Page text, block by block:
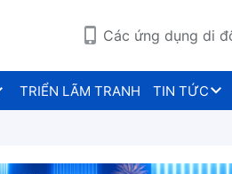
Các ứng dụng di
TRIỂN LÃM TRANH TIN TỨC